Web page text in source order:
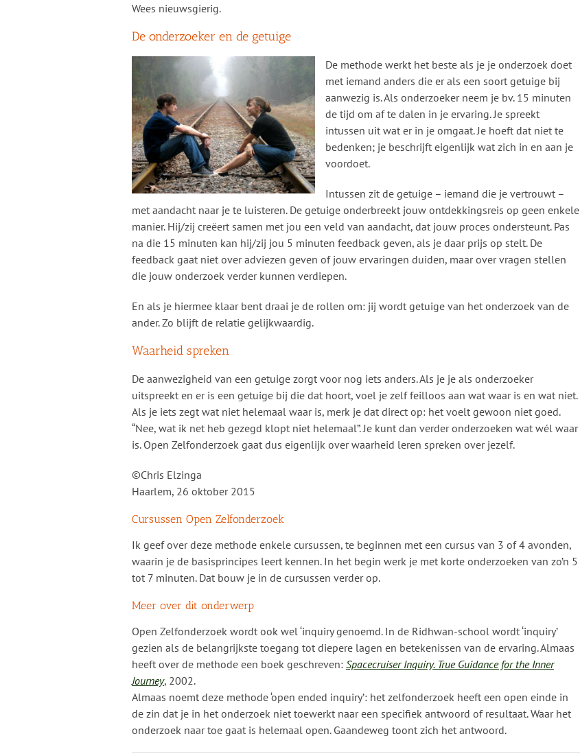
Wees nieuwsgierig.
De onderzoeker en de getuige
De methode werkt het beste als je je onderzoek doet
met iemand anders die er als een soort getuige bij
aanwezig is. Als onderzoeker neem je bv. 15 minuten
de tijd om af te dalen in je ervaring. Je spreekt
intussen uit wat er in je omgaat. Je hoeft dat niet te
bedenken; je beschrijft eigenlijk wat zich in en aan je
voordoet.
Intussen zit de getuige – iemand die je vertrouwt –
met aandacht naar je te luisteren. De getuige onderbreekt jouw ontdekkingsreis op geen enkele
manier. Hij/zij creëert samen met jou een veld van aandacht, dat jouw proces ondersteunt. Pas
na die 15 minuten kan hij/zij jou 5 minuten feedback geven, als je daar prijs op stelt. De
feedback gaat niet over adviezen geven of jouw ervaringen duiden, maar over vragen stellen
die jouw onderzoek verder kunnen verdiepen.
En als je hiermee klaar bent draai je de rollen om: jij wordt getuige van het onderzoek van de
ander. Zo blijft de relatie gelijkwaardig.
Waarheid spreken
De aanwezigheid van een getuige zorgt voor nog iets anders. Als je je als onderzoeker
uitspreekt en er is een getuige bij die dat hoort, voel je zelf feilloos aan wat waar is en wat niet.
Als je iets zegt wat niet helemaal waar is, merk je dat direct op: het voelt gewoon niet goed.
“Nee, wat ik net heb gezegd klopt niet helemaal”. Je kunt dan verder onderzoeken wat wél waar
is. Open Zelfonderzoek gaat dus eigenlijk over waarheid leren spreken over jezelf.
©Chris Elzinga
Haarlem, 26 oktober 2015
Cursussen Open Zelfonderzoek
Ik geef over deze methode enkele cursussen, te beginnen met een cursus van 3 of 4 avonden,
waarin je de basisprincipes leert kennen. In het begin werk je met korte onderzoeken van zo’n 5
tot 7 minuten. Dat bouw je in de cursussen verder op.
Meer over dit onderwerp
Open Zelfonderzoek wordt ook wel ‘inquiry genoemd. In de Ridhwan-school wordt ‘inquiry’
gezien als de belangrijkste toegang tot diepere lagen en betekenissen van de ervaring. Almaas
heeft over de methode een boek geschreven: Spacecruiser Inquiry. True Guidance for the Inner
Journey, 2002.
Almaas noemt deze methode ‘open ended inquiry’: het zelfonderzoek heeft een open einde in
de zin dat je in het onderzoek niet toewerkt naar een specifiek antwoord of resultaat. Waar het
onderzoek naar toe gaat is helemaal open. Gaandeweg toont zich het antwoord.